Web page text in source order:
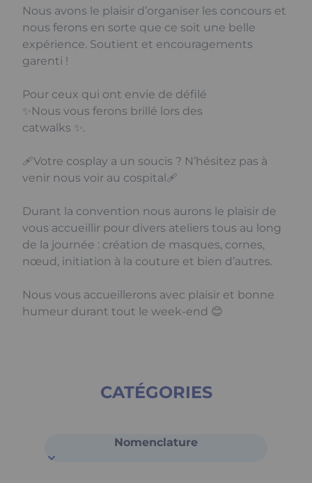
Nous avons le plaisir d’organiser les concours et
nous ferons en sorte que ce soit une belle
expérience. Soutient et encouragements
garenti !
Pour ceux qui ont envie de défilé
✨️Nous vous ferons brillé lors des
catwalks ✨️.
🩹Votre cosplay a un soucis ? N’hésitez pas à
venir nous voir au cospital🩹
Durant la convention nous aurons le plaisir de
vous accueillir pour divers ateliers tous au long
de la journée : création de masques, cornes,
nœud, initiation à la couture et bien d’autres.
Nous vous accueillerons avec plaisir et bonne
humeur durant tout le week-end 😊
CATÉGORIES
Nomenclature